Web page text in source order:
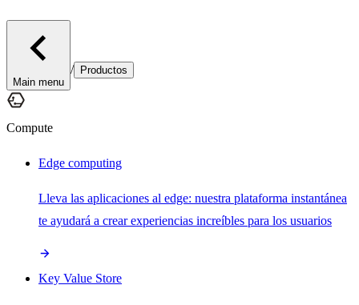
Main menu
/ Productos
Compute
Edge computing
Lleva las aplicaciones al edge: nuestra plataforma instantánea
te ayudará a crear experiencias increíbles para los usuarios
Key Value Store